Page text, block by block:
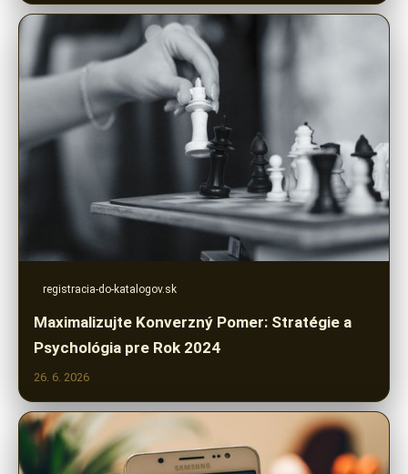
registracia-do-katalogov.sk
Maximalizujte Konverzný Pomer: Stratégie a
Psychológia pre Rok 2024
26. 6. 2026